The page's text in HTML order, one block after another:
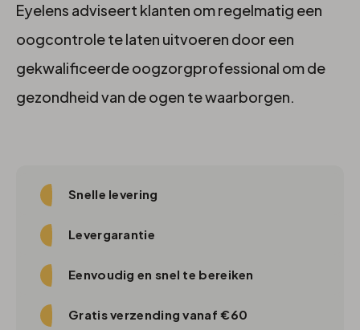
Eyelens adviseert klanten om regelmatig een
oogcontrole te laten uitvoeren door een
gekwalificeerde oogzorgprofessional om de
gezondheid van de ogen te waarborgen.
Snelle levering
Levergarantie
Eenvoudig en snel te bereiken
Gratis verzending vanaf €60